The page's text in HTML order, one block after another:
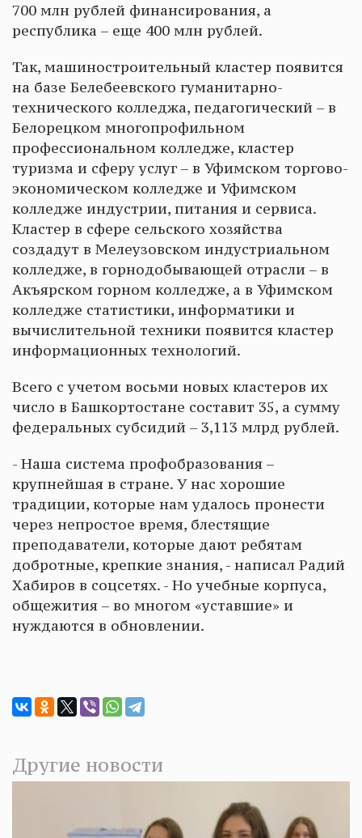
700 млн рублей финансирования, а
республика – еще 400 млн рублей.
Так, машиностроительный кластер появится
на базе Белебеевского гуманитарно-
технического колледжа, педагогический – в
Белорецком многопрофильном
профессиональном колледже, кластер
туризма и сферу услуг – в Уфимском торгово-
экономическом колледже и Уфимском
колледже индустрии, питания и сервиса.
Кластер в сфере сельского хозяйства
создадут в Мелеузовском индустриальном
колледже, в горнодобывающей отрасли – в
Акъярском горном колледже, а в Уфимском
колледже статистики, информатики и
вычислительной техники появится кластер
информационных технологий.
Всего с учетом восьми новых кластеров их
число в Башкортостане составит 35, а сумму
федеральных субсидий – 3,113 млрд рублей.
- Наша система профобразования –
крупнейшая в стране. У нас хорошие
традиции, которые нам удалось пронести
через непростое время, блестящие
преподаватели, которые дают ребятам
добротные, крепкие знания, - написал Радий
Хабиров в соцсетях. - Но учебные корпуса,
общежития – во многом «уставшие» и
нуждаются в обновлении.
Другие новости